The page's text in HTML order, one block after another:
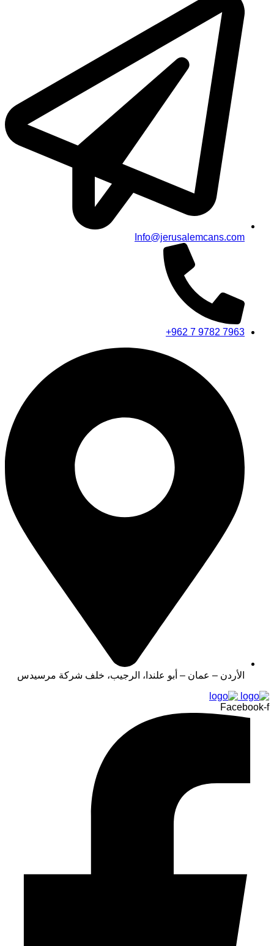
Info@jerusalemcans.com
+962 7 9782 7963
الأردن – عمان – أبو علندا، الرجيب، خلف شركة مرسيدس
Facebook-f